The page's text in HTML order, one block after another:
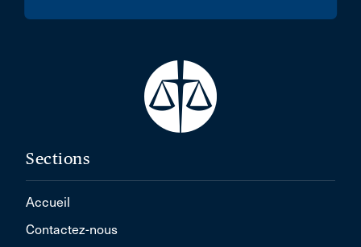
Sections
Accueil
Contactez-nous